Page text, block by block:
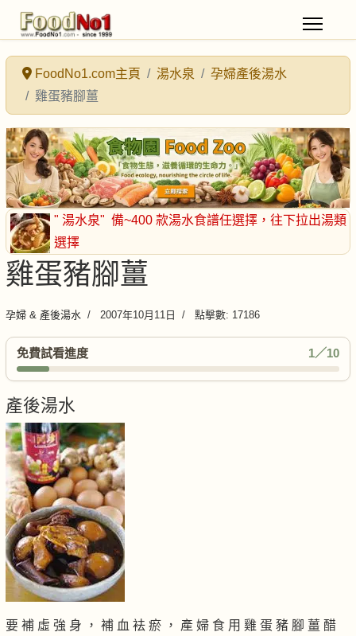
FoodNo1.com主頁 湯水泉
孕婦產後湯水
雞蛋豬腳薑
" 湯水泉" 備~400 款湯水食譜任選擇 ，往下拉出湯類
選擇
雞蛋豬腳薑
孕婦 & 產後湯水 2007年10月11日 點擊數: 17186
免費試看進度 1／10
產後湯水
要 補 虛 強 身 ， 補 血 袪 瘀 ， 產 婦 食 用 雞 蛋 豬 腳 薑 醋